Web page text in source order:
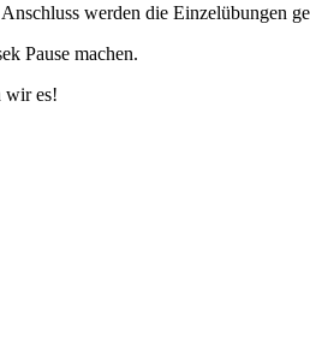
werden die Einzelübungen
Pause machen.
wir es!